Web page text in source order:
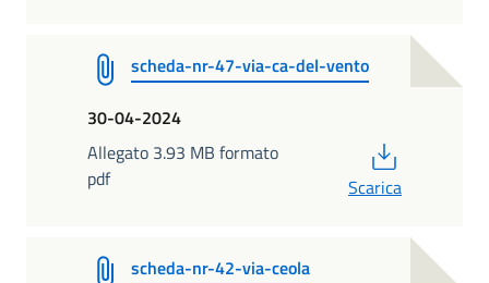
scheda-nr-47-via-ca-del-vento
30-04-2024
Allegato 3.93 MB formato
pdf
Scarica
scheda-nr-42-via-ceola